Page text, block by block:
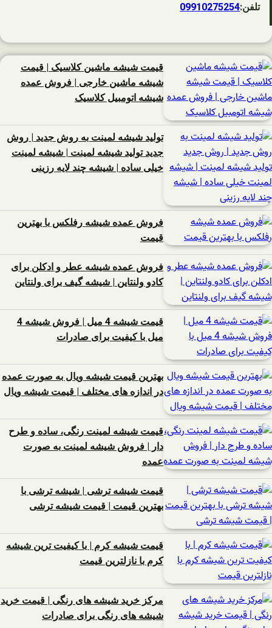
تلفن:09910275254
قیمت شیشه ماشین کلاسیک | قیمت
شیشه ماشین خارجی | فروش عمده
شیشه اتومبیل کلاسیک
تولید شیشه لمینت به روش جدید | روش
جدید تولید شیشه لمینت | شیشه لمینت
خیلی ساده | شیشه چند لایه رزینی
فروش عمده شیشه رفلکس با بهترین
قیمت
فروش عمده شیشه عطر و ادکلن برای
کادو ولنتاین | شیشه گیف برای ولنتاین
قیمت شیشه 4 میل | فروش شیشه 4
میل با کیفیت برای صادرات
بهترین قیمت شیشه ویال به صورت عمده
در اندازه های مختلف | قیمت شیشه ویال
قیمت شیشه لمینت رنگی، ساده و طرح
دار | فروش شیشه لمینت به صورت
عمده
قیمت شیشه ترشی | شیشه ترشی با
بهترین قیمت | قیمت شیشه ترشی
قیمت شیشه کرم | با کیفیت ترین شیشه
کرم با نازلترین قیمت
مرکز خرید شیشه های رنگی | قیمت خرید
شیشه های رنگی برای صادرات